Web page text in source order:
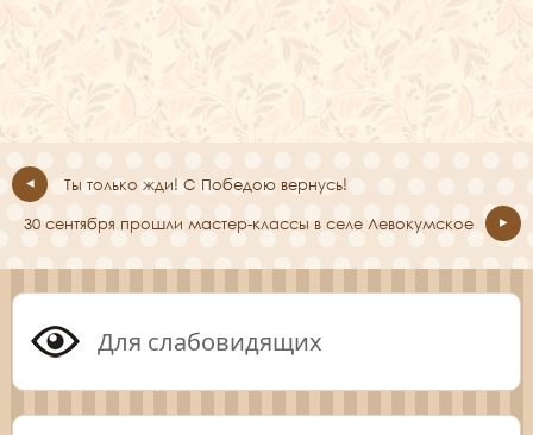
Ты только жди! С Победою вернусь!
30 сентября прошли мастер-классы в селе Левокумское
Для слабовидящих